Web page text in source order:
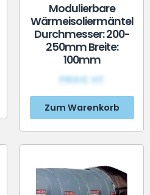
Modulierbare
Wärmeisoliermäntel
Durchmesser: 200-
250mm Breite:
100mm
PRIX€ HT
Zum Warenkorb